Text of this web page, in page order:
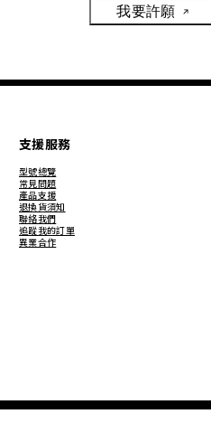
我要許願
支援服務
型號總覽
常見問題
產品支援
退換貨須知
聯絡我們
追蹤我的訂單
異業合作